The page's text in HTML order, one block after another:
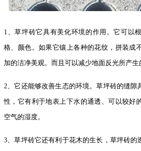
1、草坪砖它具有美化环境的作用。它可以
格、颜色。如果它镶上各种的花纹，拼装成
加的洁净美观。而且可以减少地面反光所产生
2、它还能够改善生态的环境。草坪砖的缝隙
性，它有利于地表上下水的通透、可以较好
空气的湿度。
3、草坪砖它还有利于花木的生长，草坪砖的